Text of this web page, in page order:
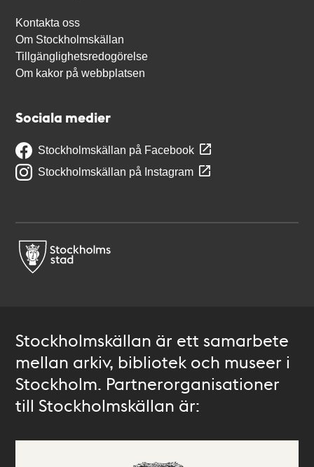
Kontakta oss
Om Stockholmskällan
Tillgänglighetsredogörelse
Om kakor på webbplatsen
Sociala medier
Stockholmskällan på Facebook
Stockholmskällan på Instagram
Stockholmskällan är ett samarbete
mellan arkiv, bibliotek och museer i
Stockholm. Partnerorganisationer
till Stockholmskällan är: